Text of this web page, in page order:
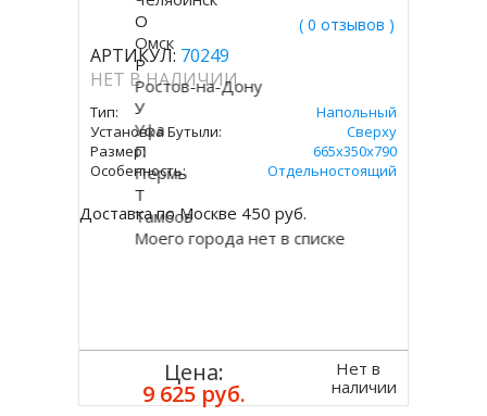
( 0 отзывов )
АРТИКУЛ: 70249
НЕТ В НАЛИЧИИ
Тип:
Напольный
Установка Бутыли:
Сверху
Размер:
665х350х790
Особенность:
Отдельностоящий
Доставка по Москве 450 руб.
Цена:
9 625 руб.
Нет в
наличии
О
Омск
Р
Ростов-на-Дону
У
Уфа
П
Пермь
Т
Тамбов
Моего города нет в списке